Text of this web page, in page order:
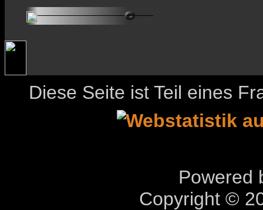
Diese Seite ist Teil eines
Powered
Copyright ©